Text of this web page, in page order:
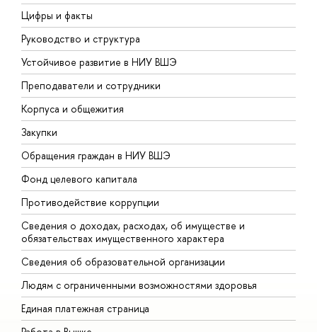
Цифры и факты
Руководство и структура
Устойчивое развитие в НИУ ВШЭ
Преподаватели и сотрудники
Корпуса и общежития
Закупки
Обращения граждан в НИУ ВШЭ
Фонд целевого капитала
Противодействие коррупции
Сведения о доходах, расходах, об имуществе и
обязательствах имущественного характера
Сведения об образовательной организации
Людям с ограниченными возможностями здоровья
Единая платежная страница